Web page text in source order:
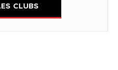
CLUBS